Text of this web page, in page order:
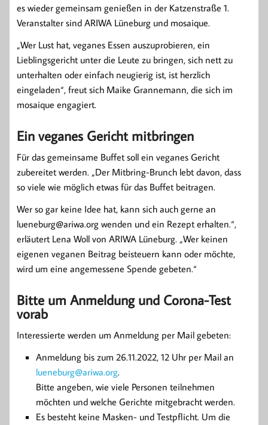
es wieder gemeinsam genießen in der Katzenstraße 1.
Veranstalter sind ARIWA Lüneburg und mosaique.
„Wer Lust hat, veganes Essen auszuprobieren, ein
Lieblingsgericht unter die Leute zu bringen, sich nett zu
unterhalten oder einfach neugierig ist, ist herzlich
eingeladen“, freut sich Maike Grannemann, die sich im
mosaique engagiert.
Ein veganes Gericht mitbringen
Für das gemeinsame Buffet soll ein veganes Gericht
zubereitet werden. „Der Mitbring-Brunch lebt davon, dass
so viele wie möglich etwas für das Buffet beitragen.
Wer so gar keine Idee hat, kann sich auch gerne an
lueneburg@ariwa.org wenden und ein Rezept erhalten.“,
erläutert Lena Woll von ARIWA Lüneburg. „Wer keinen
eigenen veganen Beitrag beisteuern kann oder möchte,
wird um eine angemessene Spende gebeten.“
Bitte um Anmeldung und Corona-Test
vorab
Interessierte werden um Anmeldung per Mail gebeten:
Anmeldung bis zum 26.11.2022, 12 Uhr per Mail an
lueneburg@ariwa.org.
Bitte angeben, wie viele Personen teilnehmen
möchten und welche Gerichte mitgebracht werden.
Es besteht keine Masken- und Testpflicht. Um die